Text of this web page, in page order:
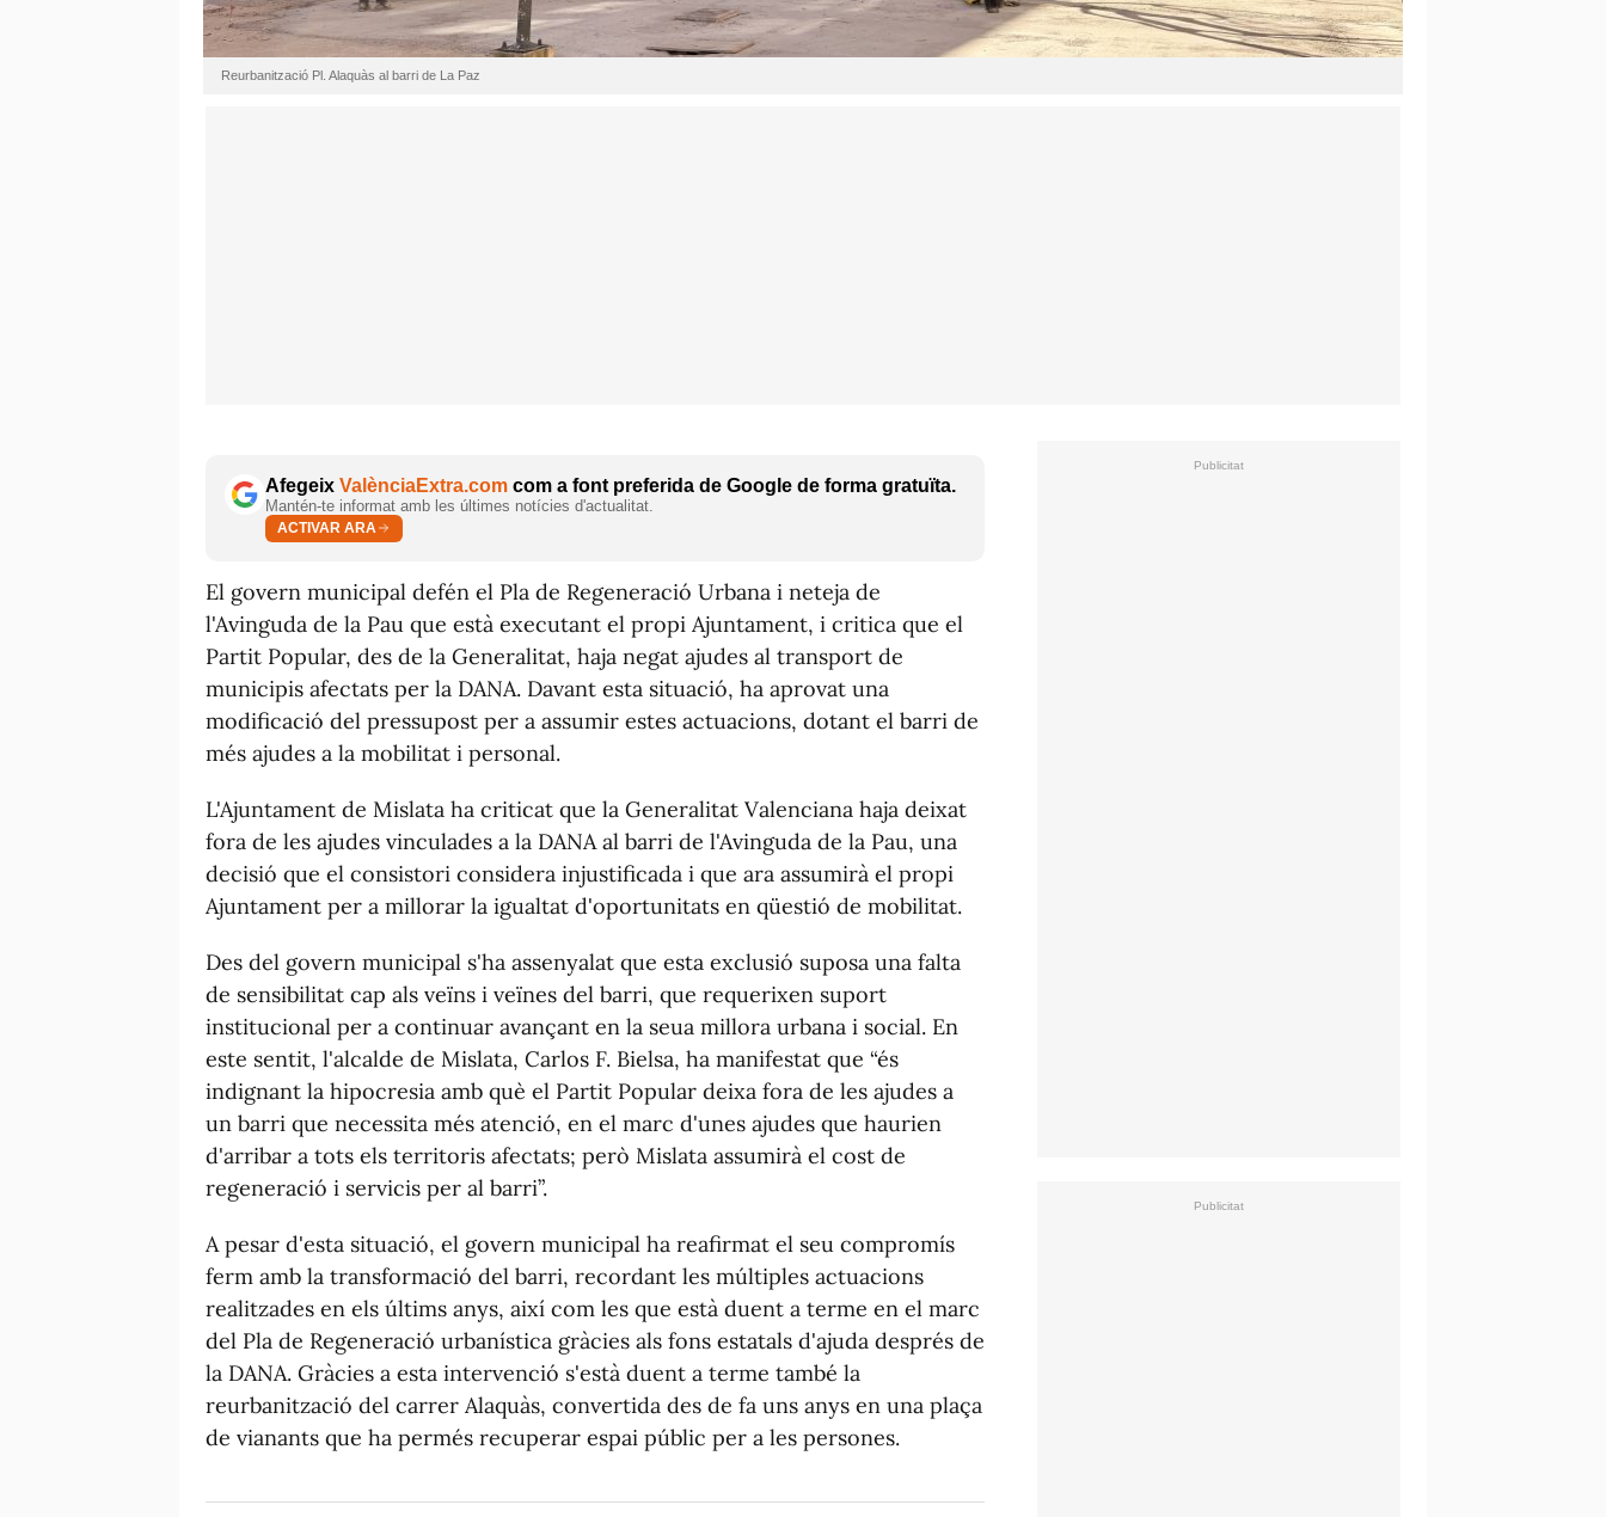
Reurbanització Pl. Alaquàs al barri de La Paz
Afegeix ValènciaExtra.com com a font preferida de Google de forma gratuïta.
Mantén-te informat amb les últimes notícies d'actualitat.
ACTIVAR ARA
El govern municipal defén el Pla de Regeneració Urbana i neteja de
l'Avinguda de la Pau que està executant el propi Ajuntament, i critica que el
Partit Popular, des de la Generalitat, haja negat ajudes al transport de
municipis afectats per la DANA. Davant esta situació, ha aprovat una
modificació del pressupost per a assumir estes actuacions, dotant el barri de
més ajudes a la mobilitat i personal.
L'Ajuntament de Mislata ha criticat que la Generalitat Valenciana haja deixat
fora de les ajudes vinculades a la DANA al barri de l'Avinguda de la Pau, una
decisió que el consistori considera injustificada i que ara assumirà el propi
Ajuntament per a millorar la igualtat d'oportunitats en qüestió de mobilitat.
Des del govern municipal s'ha assenyalat que esta exclusió suposa una falta
de sensibilitat cap als veïns i veïnes del barri, que requerixen suport
institucional per a continuar avançant en la seua millora urbana i social. En
este sentit, l'alcalde de Mislata, Carlos F. Bielsa, ha manifestat que “és
indignant la hipocresia amb què el Partit Popular deixa fora de les ajudes a
un barri que necessita més atenció, en el marc d'unes ajudes que haurien
d'arribar a tots els territoris afectats; però Mislata assumirà el cost de
regeneració i servicis per al barri”.
A pesar d'esta situació, el govern municipal ha reafirmat el seu compromís
ferm amb la transformació del barri, recordant les múltiples actuacions
realitzades en els últims anys, així com les que està duent a terme en el marc
del Pla de Regeneració urbanística gràcies als fons estatals d'ajuda després de
la DANA. Gràcies a esta intervenció s'està duent a terme també la
reurbanització del carrer Alaquàs, convertida des de fa uns anys en una plaça
de vianants que ha permés recuperar espai públic per a les persones.